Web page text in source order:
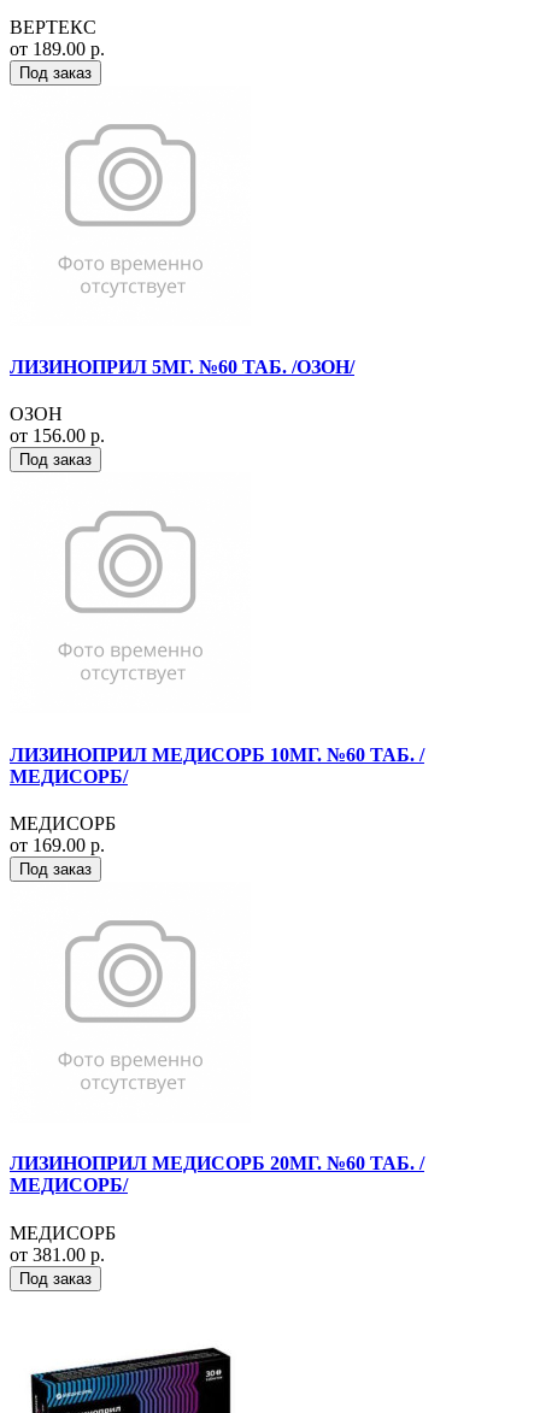
ВЕРТЕКС
от 189.00 р.
Под заказ
ЛИЗИНОПРИЛ 5МГ. №60 ТАБ. /ОЗОН/
ОЗОН
от 156.00 р.
Под заказ
ЛИЗИНОПРИЛ МЕДИСОРБ 10МГ. №60 ТАБ. /
МЕДИСОРБ/
МЕДИСОРБ
от 169.00 р.
Под заказ
ЛИЗИНОПРИЛ МЕДИСОРБ 20МГ. №60 ТАБ. /
МЕДИСОРБ/
МЕДИСОРБ
от 381.00 р.
Под заказ